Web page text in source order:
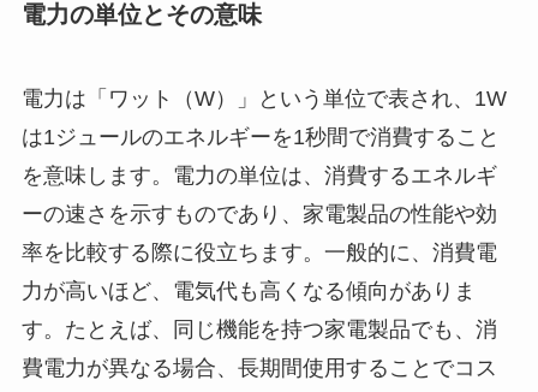
電力の単位とその意味
電力は「ワット（W）」という単位で表され、1W
は1ジュールのエネルギーを1秒間で消費すること
を意味します。電力の単位は、消費するエネルギ
ーの速さを示すものであり、家電製品の性能や効
率を比較する際に役立ちます。一般的に、消費電
力が高いほど、電気代も高くなる傾向がありま
す。たとえば、同じ機能を持つ家電製品でも、消
費電力が異なる場合、長期間使用することでコス